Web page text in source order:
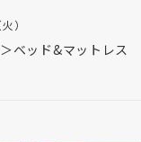
）
ベッド&マットレス